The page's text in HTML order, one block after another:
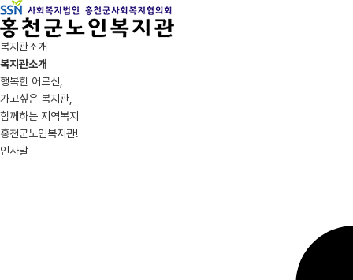
복지관소개
복지관소개
행복한 어르신,
가고싶은 복지관,
함께하는 지역복지
홍천군노인복지관!
인사말